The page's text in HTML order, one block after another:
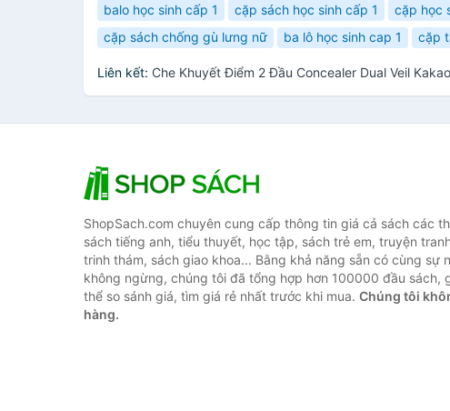
balo học sinh cấp 1
cặp sách học sinh cấp 1 cặp học
cặp sách chống gù lưng nữ
ba lô học sinh cap 1 cặp
Liên kết: Che Khuyết Điểm 2 Đầu Concealer Dual Veil
ShopSach.com chuyên cung cấp thông tin giá cả sách các
sách tiếng anh, tiểu thuyết, học tập, sách trẻ em, truyện
trinh thám, sách giao khoa... Bằng khả năng sẵn có cùng sự
không ngừng, chúng tôi đã tổng hợp hơn 100000 đầu sách,
thể so sánh giá, tìm giá rẻ nhất trước khi mua. Chúng tôi
hàng.